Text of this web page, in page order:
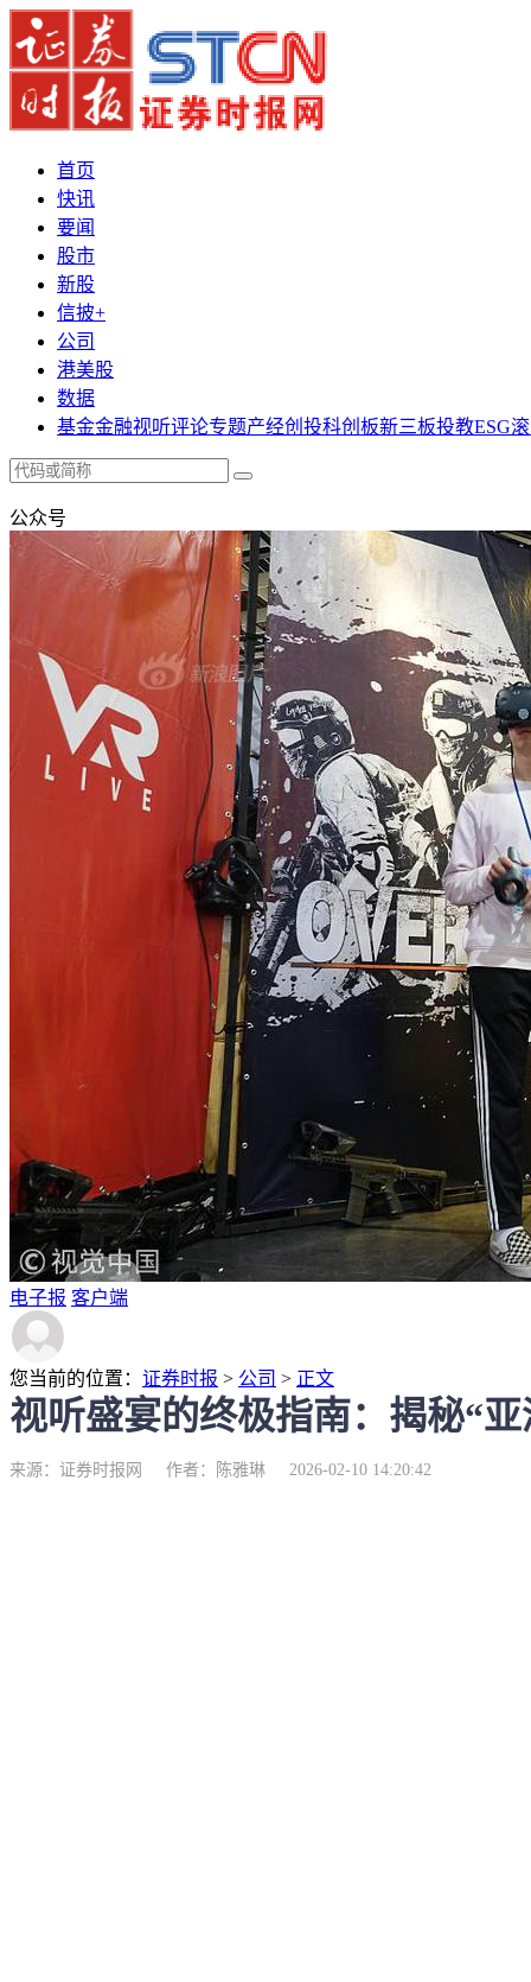
首页
快讯
要闻
股市
新股
信披+
公司
港美股
数据
基金金融视听评论专题产经创投科创板新三板投教ESG
公众号
电子报 客户端
您当前的位置： 证券时报 > 公司 > 正文
视听盛宴的终极指南：揭秘“
来源：证券时报网 作者：陈雅琳 2026-02-10 14:20:42